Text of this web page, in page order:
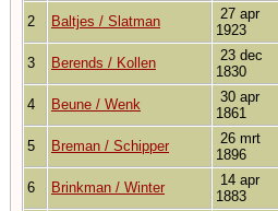
2 Baltjes / Slatman
27 apr
1923
3 Berends / Kollen
23 dec
1830
4 Beune / Wenk
30 apr
1861
5 Breman / Schipper
26 mrt
1896
6 Brinkman / Winter
14 apr
1883